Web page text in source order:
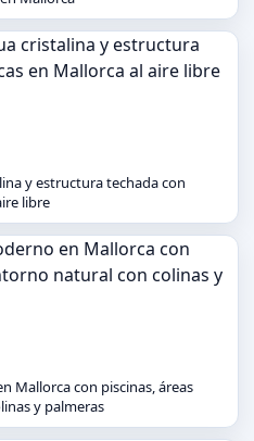
y estructura techada con
libre
Mallorca con piscinas, áreas
y palmeras